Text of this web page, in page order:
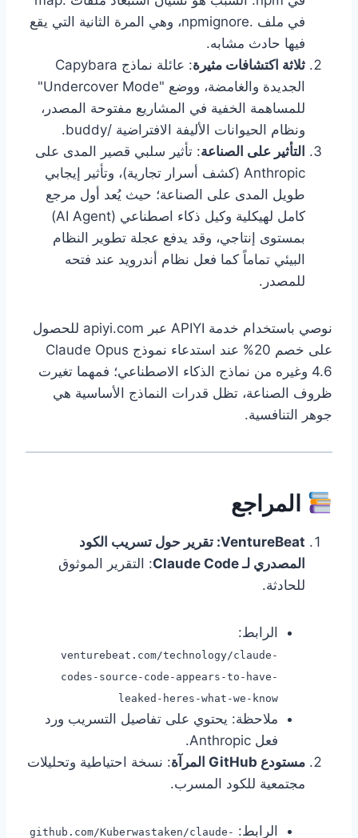
في ملف .npmignore، وهي المرة الثانية التي يقع
فيها حادث مشابه.
ثلاثة اكتشافات مثيرة
: عائلة نماذج Capybara
الجديدة والغامضة، ووضع "Undercover Mode"
للمساهمة الخفية في المشاريع مفتوحة المصدر،
ونظام الحيوانات الأليفة الافتراضية /buddy.
التأثير على الصناعة: تأثير سلبي قصير المدى على
Anthropic (كشف أسرار تجارية)، وتأثير إيجابي
طويل المدى على الصناعة؛ حيث يُعد أول مرجع
كامل لهيكلية وكيل ذكاء اصطناعي (AI Agent)
بمستوى إنتاجي، وقد يدفع عجلة تطوير النظام
البيئي تماماً كما فعل نظام أندرويد عند فتحه
للمصدر.
نوصي باستخدام خدمة APIYI عبر apiyi.com للحصول
على خصم 20% عند استدعاء نموذج Claude Opus
4.6 وغيره من نماذج الذكاء الاصطناعي؛ فمهما تغيرت
ظروف الصناعة، تظل قدرات النماذج الأساسية هي
جوهر التنافسية.
المراجع
VentureBeat: تقرير حول تسريب الكود
المصدري لـ Claude Code
: التقرير الموثوق
للحادثة.
الرابط:
venturebeat.com/technology/claude-
codes-source-code-appears-to-have-
leaked-heres-what-we-know
ملاحظة: يحتوي على تفاصيل التسريب ورد
فعل Anthropic.
مستودع GitHub المرآة
: نسخة احتياطية وتحليلات
مجتمعية للكود المسرب.
الرابط: github.com/Kuberwastaken/claude-